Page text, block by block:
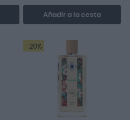
Añadir a la cesta
-20%